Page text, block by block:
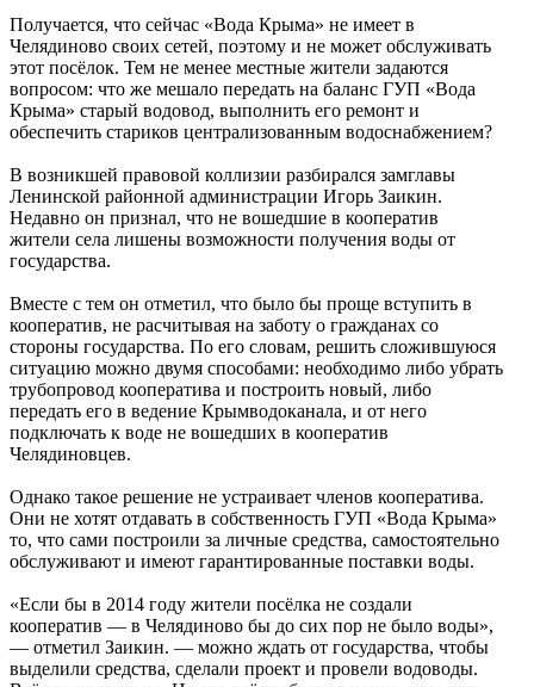
Получается, что сейчас «Вода Крыма» не имеет в
Челядиново своих сетей, поэтому и не может обслуживать
этот посёлок. Тем не менее местные жители задаются
вопросом: что же мешало передать на баланс ГУП «Вода
Крыма» старый водовод, выполнить его ремонт и
обеспечить стариков централизованным водоснабжением?
В возникшей правовой коллизии разбирался замглавы
Ленинской районной администрации Игорь Заикин.
Недавно он признал, что не вошедшие в кооператив
жители села лишены возможности получения воды от
государства.
Вместе с тем он отметил, что было бы проще вступить в
кооператив, не расчитывая на заботу о гражданах со
стороны государства. По его словам, решить сложившуюся
ситуацию можно двумя способами: необходимо либо убрать
трубопровод кооператива и построить новый, либо
передать его в ведение Крымводоканала, и от него
подключать к воде не вошедших в кооператив
Челядиновцев.
Однако такое решение не устраивает членов кооператива.
Они не хотят отдавать в собственность ГУП «Вода Крыма»
то, что сами построили за личные средства, самостоятельно
обслуживают и имеют гарантированные поставки воды.
«Если бы в 2014 году жители посёлка не создали
кооператив — в Челядиново бы до сих пор не было воды»,
— отметил Заикин. — можно ждать от государства, чтобы
выделили средства, сделали проект и провели водоводы.